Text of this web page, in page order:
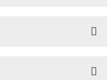
öneri formunu